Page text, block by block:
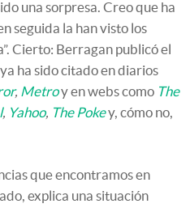
una sorpresa. Creo que ha
seguida la han visto los
Cierto: Berragan publicó el
ha sido citado en diarios
, Metroy en webs como The
, Yahoo, The Pokey, cómo no,
que encontramos en
explica una situación